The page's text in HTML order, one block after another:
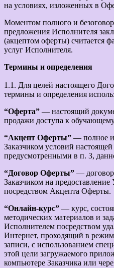
на условиях, изложенных в
Моментом полного и
предложения Исполнителя
(акцептом оферты) считается
услуг Исполнителя.
Термины и определения
1.1. Для целей настоящего
термины и определения
“Оферта” — настоящий
продажи доступа к
“Акцепт Оферты” — полное и
Заказчиком условий
предусмотренными в п. 3,
“Договор Оферты” —
Заказчиком на предоставление
посредством Акцепта Оферты.
“Онлайн-курс” — курс,
методических материалов и
Исполнителем посредством
Интернет, проходящий в
записи, с использованием
этой цели загружаемого
компьютере Заказчика или